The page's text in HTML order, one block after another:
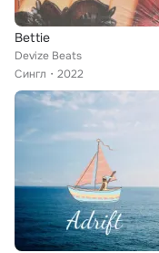
Bettie
Devize Beats
Сингл
2022